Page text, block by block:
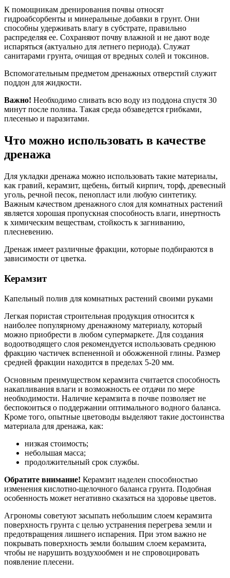
К помощникам дренирования почвы относят
гидроабсорбенты и минеральные добавки в грунт. Они
способны удерживать влагу в субстрате, правильно
распределяя ее. Сохраняют почву влажной и не дают воде
испаряться (актуально для летнего периода). Служат
санитарами грунта, очищая от вредных солей и токсинов.
Вспомогательным предметом дренажных отверстий служит
поддон для жидкости.
Важно! Необходимо сливать всю воду из поддона спустя 30
минут после полива. Такая среда обзаведется грибками,
плесенью и паразитами.
Что можно использовать в качестве
дренажа
Для укладки дренажа можно использовать такие материалы,
как гравий, керамзит, щебень, битый кирпич, торф, древесный
уголь, речной песок, пенопласт или любую синтетику.
Важным качеством дренажного слоя для комнатных растений
является хорошая пропускная способность влаги, инертность
к химическим веществам, стойкость к загниванию,
плесневению.
Дренаж имеет различные фракции, которые подбираются в
зависимости от цветка.
Керамзит
Капельный полив для комнатных растений своими руками
Легкая пористая строительная продукция относится к
наиболее популярному дренажному материалу, который
можно приобрести в любом супермаркете. Для создания
водоотводящего слоя рекомендуется использовать среднюю
фракцию частичек вспененной и обожженной глины. Размер
средней фракции находится в пределах 5-20 мм.
Основным преимуществом керамзита считается способность
накапливания влаги и возможность ее отдачи по мере
необходимости. Наличие керамзита в почве позволяет не
беспокоиться о поддержании оптимального водного баланса.
Кроме того, опытные цветоводы выделяют такие достоинства
материала для дренажа, как:
низкая стоимость;
небольшая масса;
продолжительный срок службы.
Обратите внимание! Керамзит наделен способностью
изменения кислотно-щелочного баланса грунта. Подобная
особенность может негативно сказаться на здоровье цветов.
Агрономы советуют засыпать небольшим слоем керамзита
поверхность грунта с целью устранения перегрева земли и
предотвращения лишнего испарения. При этом важно не
покрывать поверхность земли большим слоем керамзита,
чтобы не нарушить воздухообмен и не спровоцировать
появление плесени.